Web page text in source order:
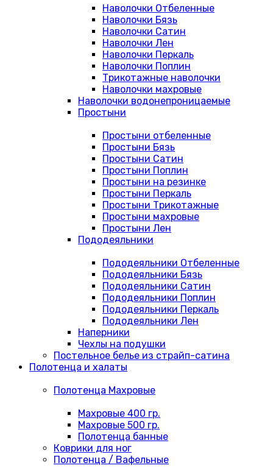
Наволочки Отбеленные
Наволочки Бязь
Наволочки Сатин
Наволочки Лен
Наволочки Перкаль
Наволочки Поплин
Трикотажные наволочки
Наволочки махровые
Наволочки водонепроницаемые
Простыни
Простыни отбеленные
Простыни Бязь
Простыни Сатин
Простыни Поплин
Простыни на резинке
Простыни Перкаль
Простыни Трикотажные
Простыни махровые
Простыни Лен
Пододеяльники
Пододеяльники Отбеленные
Пододеяльники Бязь
Пододеяльники Сатин
Пододеяльники Поплин
Пододеяльники Перкаль
Пододеяльники Лен
Наперники
Чехлы на подушки
Постельное белье из страйп-сатина
Полотенца и халаты
Полотенца Махровые
Махровые 400 гр.
Махровые 500 гр.
Полотенца банные
Коврики для ног
Полотенца / Вафельные